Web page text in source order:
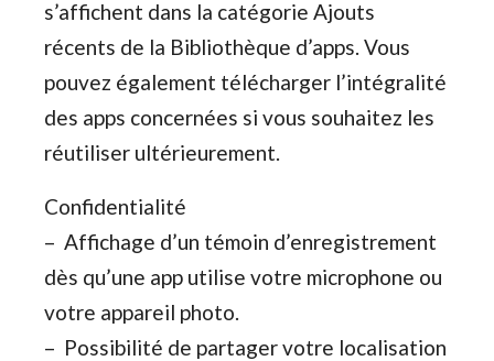
s’affichent dans la catégorie Ajouts
récents de la Bibliothèque d’apps. Vous
pouvez également télécharger l’intégralité
des apps concernées si vous souhaitez les
réutiliser ultérieurement.
Confidentialité
– Affichage d’un témoin d’enregistrement
dès qu’une app utilise votre microphone ou
votre appareil photo.
– Possibilité de partager votre localisation